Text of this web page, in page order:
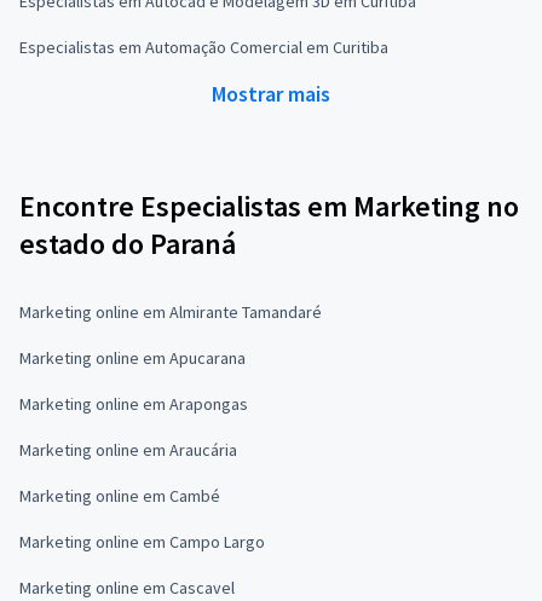
Especialistas em Automação Comercial em Curitiba
Mostrar mais
Encontre Especialistas em Marketing no
estado do Paraná
Marketing online em Almirante Tamandaré
Marketing online em Apucarana
Marketing online em Arapongas
Marketing online em Araucária
Marketing online em Cambé
Marketing online em Campo Largo
Marketing online em Cascavel